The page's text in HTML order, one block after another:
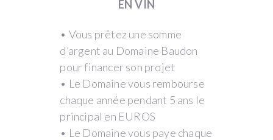
EN VIN
• Vous prêtez une somme
d’argent au Domaine Baudon
pour financer son projet
• Le Domaine vous rembourse
chaque année pendant 5 ans le
principal en EUROS
• Le Domaine vous paye chaque